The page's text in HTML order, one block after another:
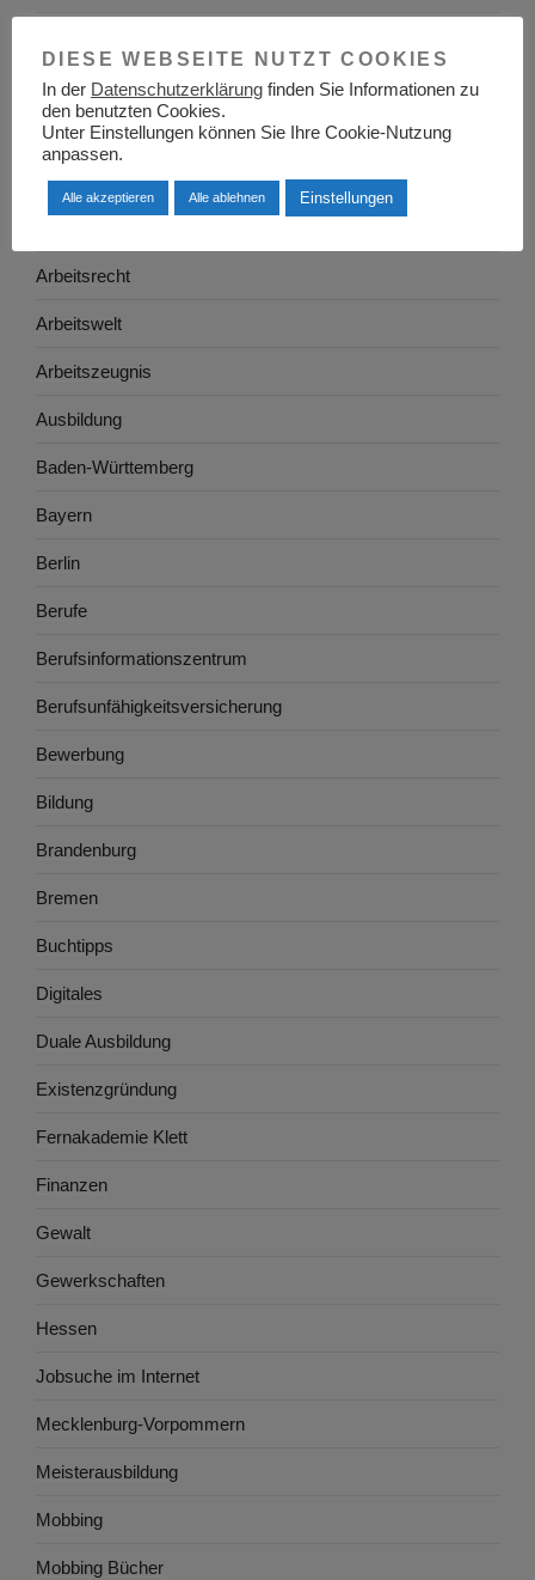
Aktuelles
Allgemein
Arbeitgeber
Arbeitsrecht
Arbeitswelt
Arbeitszeugnis
Ausbildung
Baden-Württemberg
Bayern
Berlin
Berufe
Berufsinformationszentrum
Berufsunfähigkeitsversicherung
Bewerbung
Bildung
Brandenburg
Bremen
Buchtipps
Digitales
Duale Ausbildung
Existenzgründung
Fernakademie Klett
Finanzen
Gewalt
Gewerkschaften
Hessen
Jobsuche im Internet
Mecklenburg-Vorpommern
Meisterausbildung
Mobbing
Mobbing Bücher
DIESE WEBSEITE NUTZT COOKIES
In der Datenschutzerklärung finden Sie Informationen zu
den benutzten Cookies.
Unter Einstellungen können Sie Ihre Cookie-Nutzung
anpassen.
Alle akzeptieren Alle ablehnen Einstellungen